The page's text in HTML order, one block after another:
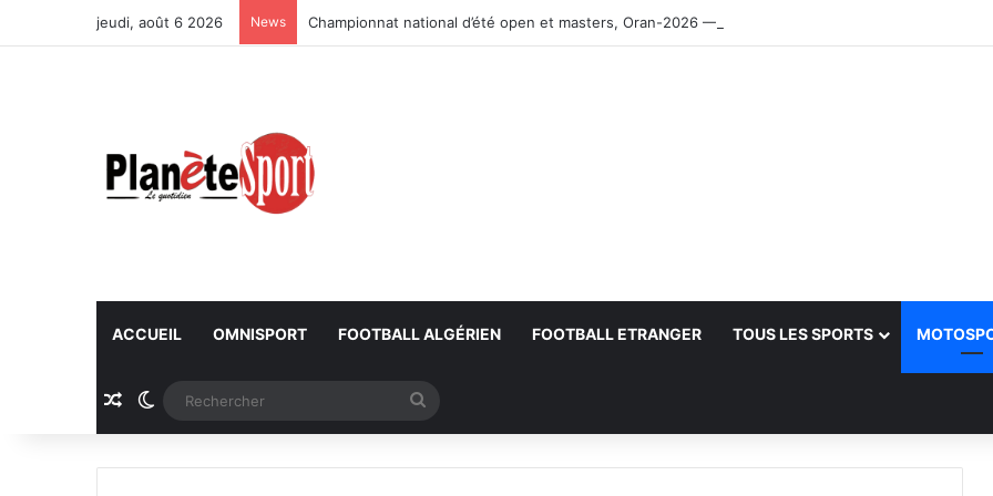
jeudi, août 6 2026 News Championnat national d’été open et masters, Oran-2026 — Le CRB s’adjuge le titre
ACCUEIL OMNISPORT FOOTBALL ALGÉRIEN FOOTBALL ETRANGER TOUS LES SPORTS
Article Aléatoire
Switch skin